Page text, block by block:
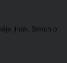
jinak. Smích o